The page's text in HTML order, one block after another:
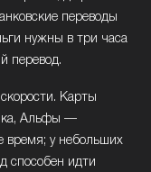
переводы
нужны в три часа
перевод.
Карты
Альфы —
время; у небольших
способен идти